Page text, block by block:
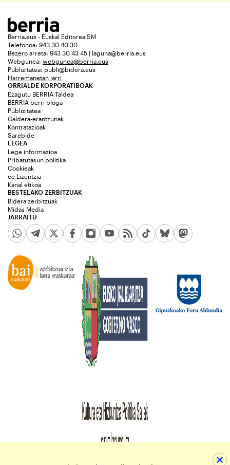
Berria.eus - Euskal Editorea SM
Telefonoa: 943 30 40 30
Bezero arreta: 943 30 43 45 | laguna@berria.eus
Webgunea: webgunea@berria.eus
Publizitatea: publi@bidera.eus
Harremanetan jarri
ORRIALDE KORPORATIBOAK
Ezagutu BERRIA Taldea
BERRIA berri bloga
Publizitatea
Galdera-erantzunak
Kontratazioak
Sarebide
JARRAITU
LEGEA
Lege informazioa
Pribatutasun politika
Cookieak
cc Lizentzia
Kanal etikoa
BESTELAKO ZERBITZUAK
Bidera zerbitzuak
Midas Media